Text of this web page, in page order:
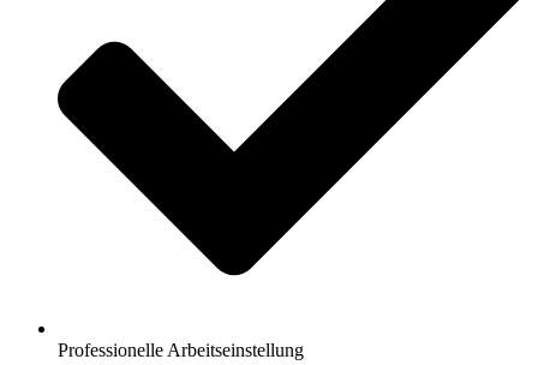
Professionelle Arbeitseinstellung